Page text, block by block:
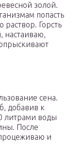
золой.
попасть
раствор. Горсть
настаиваю,
сена.
добавив к
литрами воды
После
и